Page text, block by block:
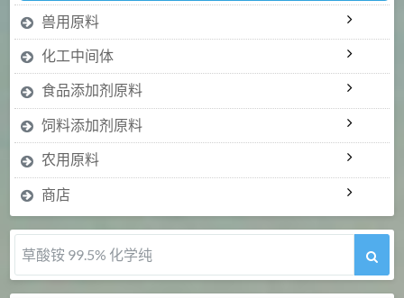
兽用原料
化工中间体
食品添加剂原料
饲料添加剂原料
农用原料
商店
5-甲氧基吲哚 98%